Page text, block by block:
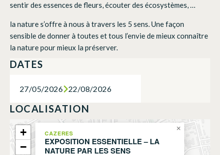
sentir des essences de fleurs, écouter des écosystèmes, …
la nature s’offre à nous à travers les 5 sens. Une façon
sensible de donner à toutes et tous l’envie de mieux connaître
la nature pour mieux la préserver.
DATES
27/05/2026 22/08/2026
LOCALISATION
CAZERES
EXPOSITION ESSENTIELLE – LA
NATURE PAR LES SENS
×
+
−